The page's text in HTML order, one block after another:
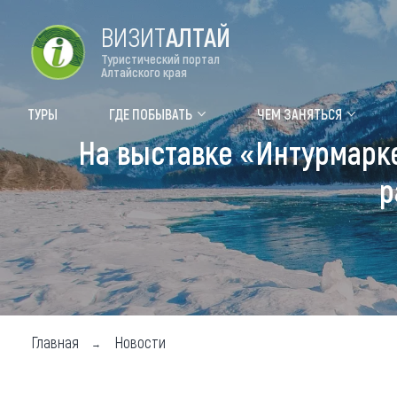
Форум VISIT ALTAI
Туры Где
Топ
ВИЗИТАЛТАЙ
Туристический портал
Алтайского края
ТУРЫ ГДЕ ПОБЫВАТЬ ЧЕМ ЗАНЯТЬСЯ
На выставке
Главная Новости